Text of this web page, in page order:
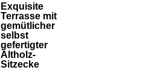
Exquisite
Terrasse mit
gemütlicher
selbst
gefertigter
Altholz-
Sitzecke